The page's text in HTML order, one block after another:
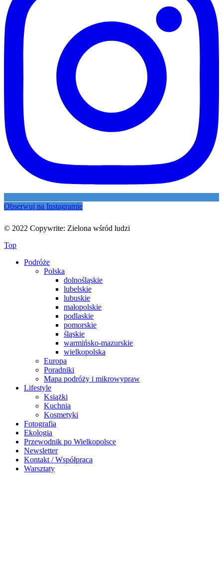
Obserwuj na Instagramie
© 2022 Copywrite: Zielona wśród ludzi
Top
Podróże
Polska
dolnośląskie
lubelskie
lubuskie
małopolskie
podlaskie
pomorskie
śląskie
warmińsko-mazurskie
wielkopolska
Europa
Poradniki
Mapa podróży i mikrowypraw
Lifestyle
Książki
Kuchnia
Kosmetyki
Fotografia
Ekologia
Przewodnik po Wielkopolsce
Newsletter
Kontakt / Współpraca
Warsztaty